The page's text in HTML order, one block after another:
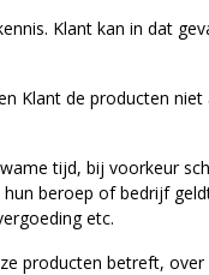
Klant kan in dat
Klant de producten
tijd, bij voorkeur
beroep of bedrijf
etc.
producten betreft,